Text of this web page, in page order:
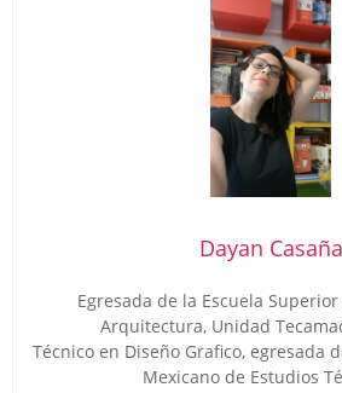
Dayan Casaña
Egresada de la Escuela
Arquitectura, Unidad
Técnico en Diseño Grafico, egresada
Mexicano de Estudios